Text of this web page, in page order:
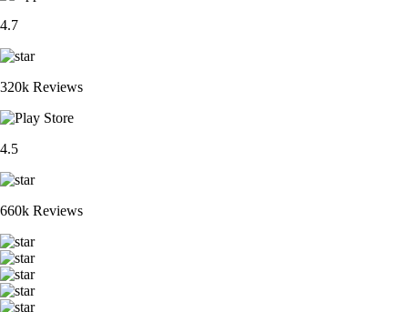
4.7
320k Reviews
4.5
660k Reviews